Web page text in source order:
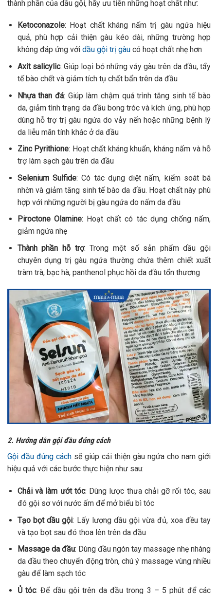
thành phần của dầu gội, hãy ưu tiên những hoạt chất như:
Ketoconazole: Hoạt chất kháng nấm trị gàu ngứa hiệu
quả, phù hợp cải thiện gàu kéo dài, những trường hợp
không đáp ứng với dầu gội trị gàucó hoạt chất nhẹ hơn
Axit salicylic: Giúp loại bỏ những vảy gàu trên da đầu, tẩy
tế bào chết và giảm tích tụ chất bẩn trên da đầu
Nhựa than đá: Giúp làm chậm quá trình tăng sinh tế bào
da, giảm tình trạng da đầu bong tróc và kích ứng, phù hợp
dùng hỗ trợ trị gàu ngứa do vảy nến hoặc những bệnh lý
da liễu mãn tính khác ở da đầu
Zinc Pyrithione: Hoạt chất kháng khuẩn, kháng nấm và hỗ
trợ làm sạch gàu trên da đầu
Selenium Sulfide: Có tác dụng diệt nấm, kiểm soát bã
nhờn và giảm tăng sinh tế bào da đầu. Hoạt chất này phù
hợp với những người bị gàu ngứa do nấm da đầu
Piroctone Olamine: Hoạt chất có tác dụng chống nấm,
giảm ngứa nhẹ
Thành phần hỗ trợ: Trong một số sản phẩm dầu gội
chuyên dụng trị gàu ngứa thường chứa thêm chiết xuất
tràm trà, bạc hà, panthenol phục hồi da đầu tổn thương
2. Hướng dẫn gội đầu đúng cách
Gội đầu đúng cách sẽ giúp cải thiện gàu ngứa cho nam giới
hiệu quả với các bước thực hiện như sau:
Chải và làm ướt tóc: Dùng lược thưa chải gỡ rối tóc, sau
đó gội sơ với nước ấm để mở biểu bì tóc
Tạo bọt dầu gội: Lấy lượng dầu gội vừa đủ, xoa đều tay
và tạo bọt sau đó thoa lên trên da đầu
Massage da đầu: Dùng đầu ngón tay massage nhẹ nhàng
da đầu theo chuyển động tròn, chú ý massage vùng nhiều
gàu để làm sạch tóc
Ủ tóc: Để dầu gội trên da đầu trong 3 – 5 phút để các